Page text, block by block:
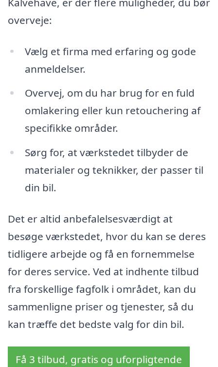
overveje:
Vælg et firma med erfaring og gode
anmeldelser.
Overvej, om du har brug for en fuld
omlakering eller kun retouchering af
specifikke områder.
Sørg for, at værkstedet tilbyder de
materialer og teknikker, der passer til
din bil.
Det er altid anbefalelsesværdigt at
besøge værkstedet, hvor du kan se deres
tidligere arbejde og få en fornemmelse
for deres service. Ved at indhente tilbud
fra forskellige fagfolk i området, kan du
sammenligne priser og tjenester, så du
kan træffe det bedste valg for din bil.
Få 3 tilbud, gratis og uforpligtende